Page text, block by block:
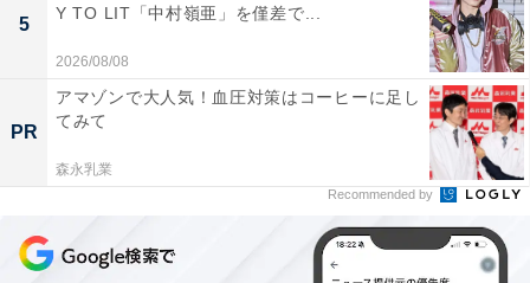
編集プロダクション出身のフリーランスエディター。編
集・執筆・校閲・SNS運用担当として月間120本以上の
コンテンツ制作に携わっています。得意なジャンルはラ
イフスタイル・金融・育児・エンタメ関連。
次ページ
4位までの全ランキング結果を見
5
Y TO LIT「中村嶺亜」を僅差で...
2026/08/08
PR
アマゾンで大人気！血圧対策はコーヒーに足し
てみて
森永乳業
Recommended by